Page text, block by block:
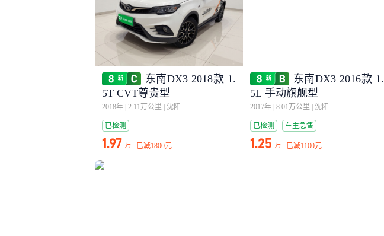
东南DX3 2018款 1.
5T CVT尊贵型
2018年 2.11万公里 沈阳
已检测
1.97 万 已减1800元
东南DX3 2016款 1.
5L 手动旗舰型
2017年 8.01万公里 沈阳
已检测 车主急售
1.25 万 已减1100元